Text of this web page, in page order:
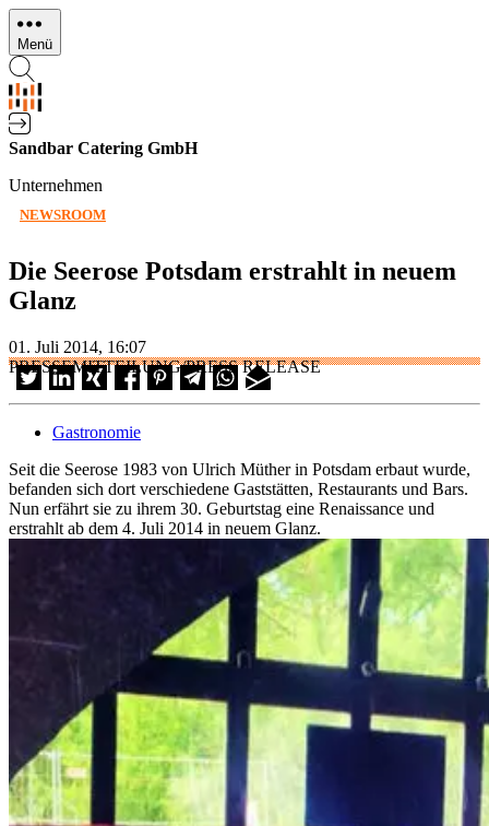
Direkt
zum
Inhalt
Menü
Sandbar Catering GmbH
Unternehmen
NEWSROOM
Die Seerose Potsdam erstrahlt in neuem
Glanz
01. Juli 2014, 16:07
PRESSEMITTEILUNG/PRESS RELEASE
Gastronomie
Seit die Seerose 1983 von Ulrich Müther in Potsdam erbaut wurde,
befanden sich dort verschiedene Gaststätten, Restaurants und Bars.
Nun erfährt sie zu ihrem 30. Geburtstag eine Renaissance und
erstrahlt ab dem 4. Juli 2014 in neuem Glanz.